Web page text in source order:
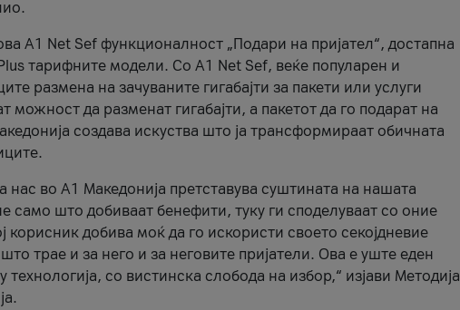
A1 Net Sef функционалност „Подари на пријател“, достапна
тарифните модели. Со A1 Net Sef, веќе популарен и
размена на зачуваните гигабајти за пакети или услуги
да разменат гигабајти, а пакетот да го подарат на
создава искуства што ја трансформираат обичната
нас во А1 Македонија претставува суштината на нашата
само што добиваат бенефити, туку ги споделуваат со оние
добива моќ да го искористи своето секојдневие
трае и за него и за неговите пријатели. Ова е уште еден
со вистинска слобода на избор,“ изјави Методија